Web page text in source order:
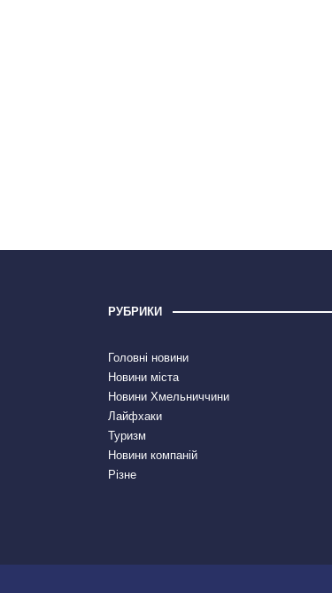
РУБРИКИ
Головні новини
Новини міста
Новини Хмельниччини
Лайфхаки
Туризм
Новини компаній
Різне